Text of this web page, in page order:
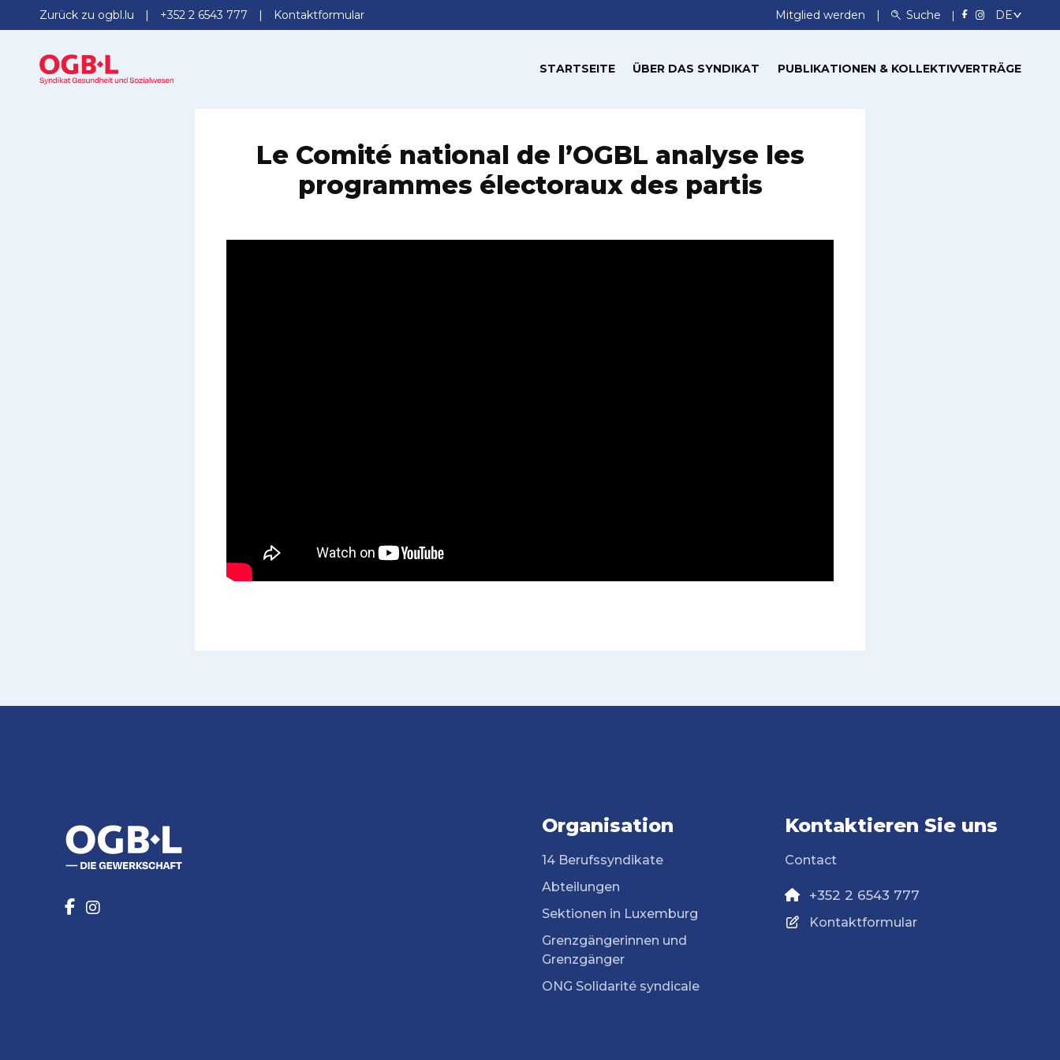
Zurück zu ogbl.lu +352 2 6543 777 Kontaktformular Mitglied werden Suche
STARTSEITE ÜBER DAS SYNDIKAT PUBLIKATIONEN & KOLLEKTIVVERTRÄGE
Le Comité national de l’OGBL analyse les
programmes électoraux des partis
Organisation
14 Berufssyndikate
Abteilungen
Sektionen in Luxemburg
Grenzgängerinnen und
Grenzgänger
ONG Solidarité syndicale
Kontaktieren Sie uns
Contact
+352 2 6543 777
Kontaktformular